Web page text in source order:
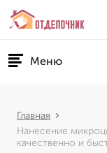
Меню
Главная
Нанесение
качественно и